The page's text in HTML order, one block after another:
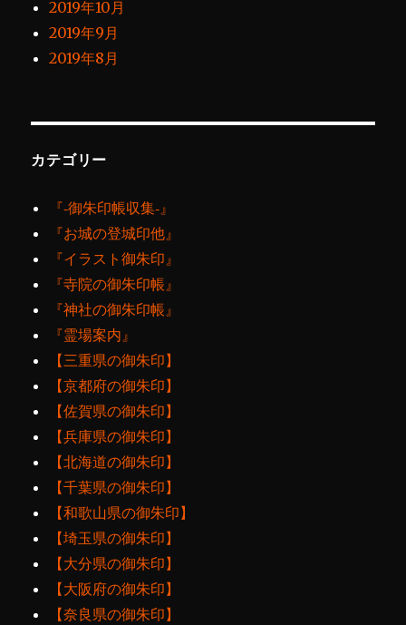
2019年10月
2019年9月
2019年8月
カテゴリー
『‐御朱印帳収集‐』
『お城の登城印他』
『イラスト御朱印』
『寺院の御朱印帳』
『神社の御朱印帳』
『霊場案内』
【三重県の御朱印】
【京都府の御朱印】
【佐賀県の御朱印】
【兵庫県の御朱印】
【北海道の御朱印】
【千葉県の御朱印】
【和歌山県の御朱印】
【埼玉県の御朱印】
【大分県の御朱印】
【大阪府の御朱印】
【奈良県の御朱印】